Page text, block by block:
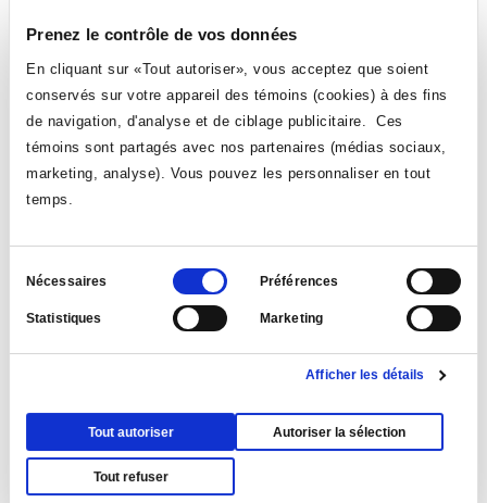
Prenez le contrôle de vos données
En cliquant sur «Tout autoriser», vous acceptez que soient
conservés sur votre appareil des témoins (cookies) à des fins
de navigation, d'analyse et de ciblage publicitaire. Ces
témoins sont partagés avec nos partenaires (médias sociaux,
marketing, analyse). Vous pouvez les personnaliser en tout
temps.
Sélection
consentement
Nécessaires Préférences
Statistiques Marketing
Afficher les détails
Tout autoriser Autoriser la sélection
Tout refuser
SPORTS EMPLOYÉ·ES
Les Aigles en finale au championnat canadien de
soccer féminin
Le 8 novembre 2024 | par: Direction des affaires étudiantes
L’équipe féminine de soccer a fait montre, encore cette
année, de son excellence et de ses indéniables aptitudes